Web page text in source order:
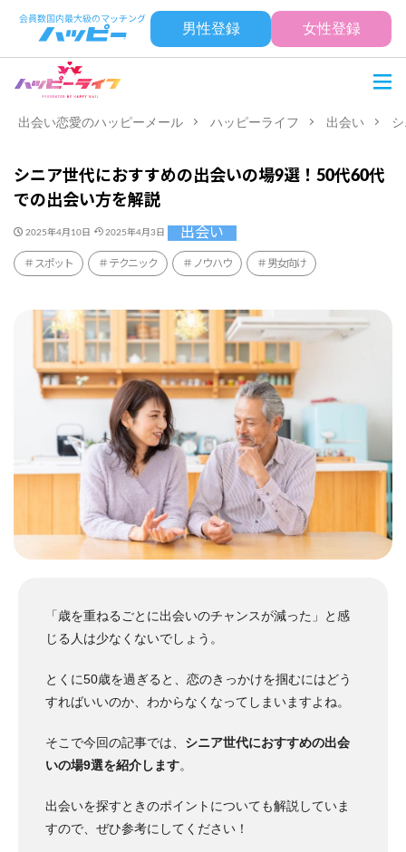
男性登録 女性登録
出会い恋愛のハッピーメール ハッピーライフ 出会い
シニア世代におすすめの出会いの場9選！50代60代
での出会い方を解説
2025年4月10日 2025年4月3日 出会い
スポット テクニック ノウハウ 男女向け
「歳を重ねるごとに出会いのチャンスが減った」と感
じる人は少なくないでしょう。
とくに50歳を過ぎると、恋のきっかけを掴むにはどう
すればいいのか、わからなくなってしまいますよね。
そこで今回の記事では、 シニア世代におすすめの出会
いの場9選を紹介します。
出会いを探すときのポイントについても解説していま
すので、ぜひ参考にしてください！